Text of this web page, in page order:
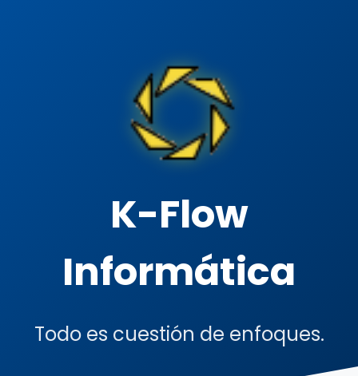
K-Flow
Informática
Todo es cuestión de enfoques.